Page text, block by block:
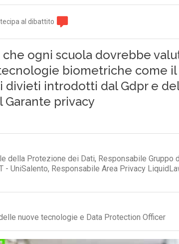
al dibattito
ogni scuola dovrebbe
biometriche come
divieti introdotti dal Gdpr e
Garante privacy
della Protezione dei Dati, Responsabile Gruppo
- UniSalento, Responsabile Area Privacy
nuove tecnologie e Data Protection Officer